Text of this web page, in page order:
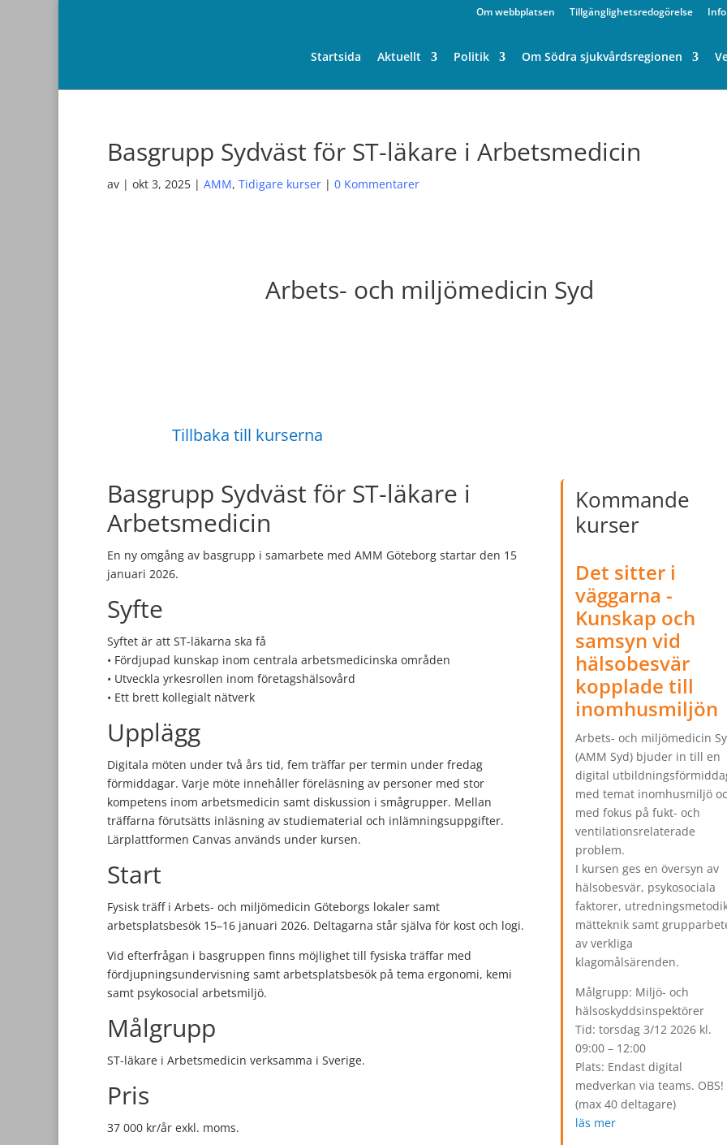
Om webbplatsen Tillgänglighetsredogörelse
Startsida Aktuellt Politik Om Södra sjukvårdsregionen
Basgrupp Sydväst för ST-läkare i Arbetsmedicin
av | okt 3, 2025 | AMM, Tidigare kurser | 0 Kommentarer
Arbets- och miljömedicin Syd
Tillbaka till kurserna
Basgrupp Sydväst för ST-läkare i
Arbetsmedicin
En ny omgång av basgrupp i samarbete med AMM Göteborg startar den 15
januari 2026.
Syfte
Syftet är att ST-läkarna ska få
• Fördjupad kunskap inom centrala arbetsmedicinska områden
• Utveckla yrkesrollen inom företagshälsovård
• Ett brett kollegialt nätverk
Upplägg
Digitala möten under två års tid, fem träffar per termin under fredag
förmiddagar. Varje möte innehåller föreläsning av personer med stor
kompetens inom arbetsmedicin samt diskussion i smågrupper. Mellan
träffarna förutsätts inläsning av studiematerial och inlämningsuppgifter.
Lärplattformen Canvas används under kursen.
Start
Fysisk träff i Arbets- och miljömedicin Göteborgs lokaler samt
arbetsplatsbesök 15–16 januari 2026. Deltagarna står själva för kost och logi.
Vid efterfrågan i basgruppen finns möjlighet till fysiska träffar med
fördjupningsundervisning samt arbetsplatsbesök på tema ergonomi, kemi
samt psykosocial arbetsmiljö.
Målgrupp
ST-läkare i Arbetsmedicin verksamma i Sverige.
Pris
37 000 kr/år exkl. moms.
Kommande
kurser
Det sitter i
väggarna -
Kunskap och
samsyn vid
hälsobesvär
kopplade till
inomhusmiljön
Arbets- och miljömedicin
(AMM Syd) bjuder in till en
digital
med temat inomhusmiljö
med fokus på fukt- och
ventilationsrelaterade
problem.
I kursen ges en översyn av
hälsobesvär, psykosociala
faktorer,
mätteknik samt
av verkliga
klagomålsärenden.
Målgrupp: Miljö- och
hälsoskyddsinspektörer
Tid: torsdag 3/12 2026 kl.
09:00 – 12:00
Plats: Endast digital
medverkan via teams. OBS!
(max 40 deltagare)
läs mer